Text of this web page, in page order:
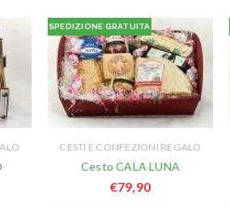
SPEDIZIONE GRATUITA
CESTI E CONFEZIONI REGALO
Cesto CALA LUNA
€79,90